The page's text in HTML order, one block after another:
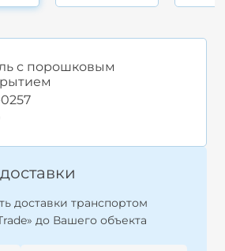
с порошковым
доставки транспортом
до Вашего объекта